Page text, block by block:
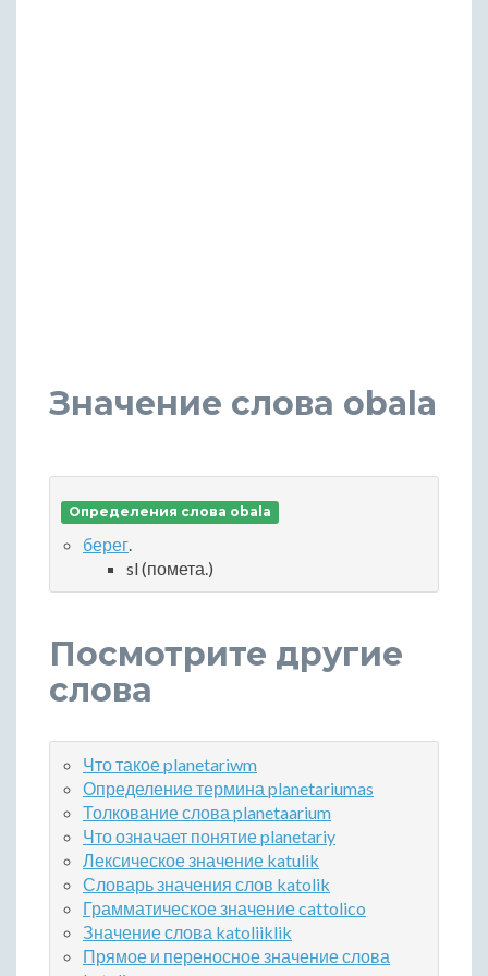
Значение слова obala
Определения слова obala
берег.
sl (помета.)
Посмотрите другие
слова
Что такое planetariwm
Определение термина planetariumas
Толкование слова planetaarium
Что означает понятие planetariy
Лексическое значение katulik
Словарь значения слов katolik
Грамматическое значение cattolico
Значение слова katoliiklik
Прямое и переносное значение слова